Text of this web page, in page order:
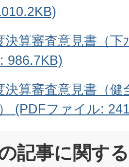
決算審査意見書（
986.7KB)
決算審査意見書（
(PDFファイル:
記事に関す